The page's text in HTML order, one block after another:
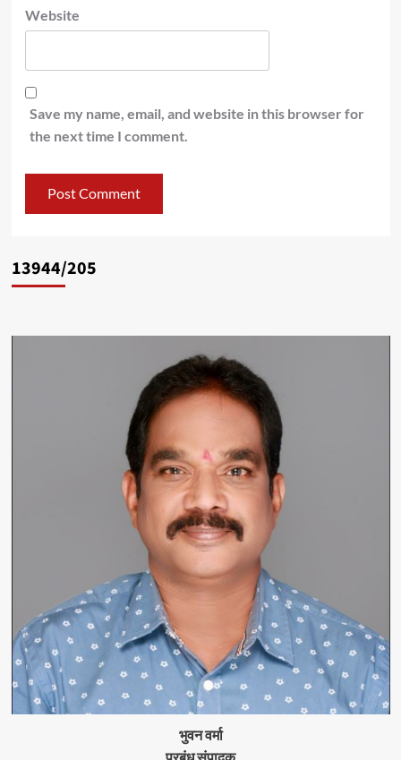
Website
Save my name, email, and website in this browser for
the next time I comment.
13944/205
भुवन वर्मा